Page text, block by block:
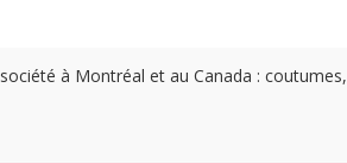
à Montréal et au Canada : coutumes,